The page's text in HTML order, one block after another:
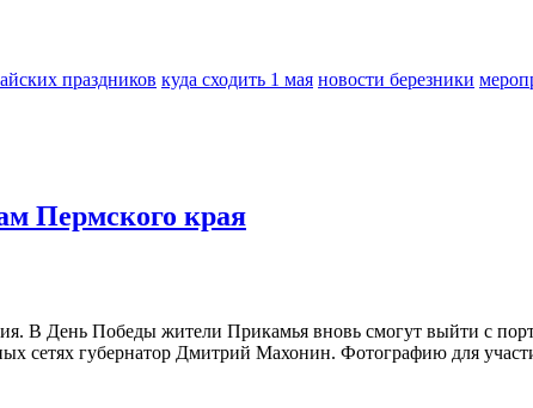
праздников куда сходить 1 мая новости березники
Пермского края
В День Победы жители Прикамья вновь смогут выйти с
сетях губернатор Дмитрий Махонин. Фотографию для